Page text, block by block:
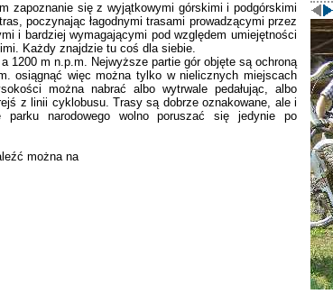
zapoznanie się z wyjątkowymi górskimi i podgórskimi
poczynając łagodnymi trasami prowadzącymi przez
i bardziej wymagającymi pod względem umiejętności
Każdy znajdzie tu coś dla siebie.
1200 m n.p.m. Nejwyższe partie gór objęte są ochroną
osiągnąć więc można tylko w nielicznych miejscach
można nabrać albo wytrwale pedałując, albo
z linii cyklobusu. Trasy są dobrze oznakowane, ale i
narodowego wolno poruszać się jedynie po
można na